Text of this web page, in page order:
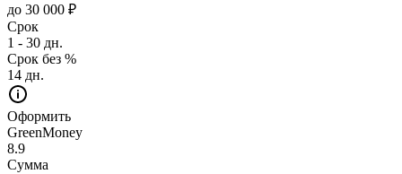
до 30 000 ₽
Срок
1 - 30 дн.
Срок без %
14 дн.
Оформить
GreenMoney
8.9
Сумма